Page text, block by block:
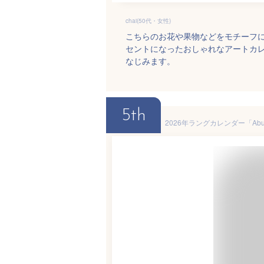
chai(50代・女性)
こちらのお花や果物などをモチーフ
セントになったおしゃれなアートカ
なじみます。
5th